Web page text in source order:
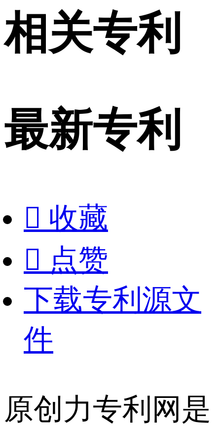
相关专利
最新专利
 收藏
 点赞
下载专利源文
件
原创力专利网是